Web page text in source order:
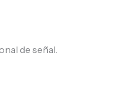
de señal.